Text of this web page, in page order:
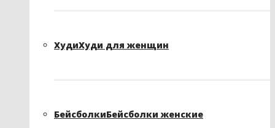
ХудиХуди для женщин
БейсболкиБейсболки женские